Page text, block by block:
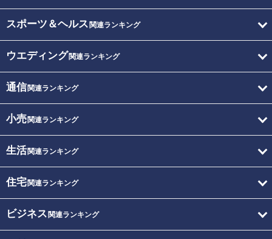
スポーツ＆ヘルス 関連ランキング
ウエディング関連ランキング
通信関連ランキング
小売関連ランキング
生活関連ランキング
住宅関連ランキング
ビジネス 関連ランキング